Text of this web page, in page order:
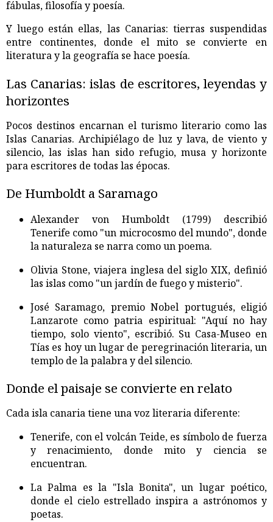
fábulas, filosofía y poesía.
Y luego están ellas, las Canarias: tierras suspendidas
entre continentes, donde el mito se convierte en
literatura y la geografía se hace poesía.
Las Canarias: islas de escritores, leyendas y
horizontes
Pocos destinos encarnan el turismo literario como las
Islas Canarias. Archipiélago de luz y lava, de viento y
silencio, las islas han sido refugio, musa y horizonte
para escritores de todas las épocas.
De Humboldt a Saramago
Alexander von Humboldt (1799) describió
Tenerife como "un microcosmo del mundo", donde
la naturaleza se narra como un poema.
Olivia Stone, viajera inglesa del siglo XIX, definió
las islas como "un jardín de fuego y misterio".
José Saramago, premio Nobel portugués, eligió
Lanzarote como patria espiritual: "Aquí no hay
tiempo, solo viento", escribió. Su Casa-Museo en
Tías es hoy un lugar de peregrinación literaria, un
templo de la palabra y del silencio.
Donde el paisaje se convierte en relato
Cada isla canaria tiene una voz literaria diferente:
Tenerife, con el volcán Teide, es símbolo de fuerza
y renacimiento, donde mito y ciencia se
encuentran.
La Palma es la "Isla Bonita", un lugar poético,
donde el cielo estrellado inspira a astrónomos y
poetas.